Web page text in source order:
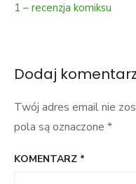
1 – recenzja komiksu
Dodaj komentarz
Twój adres email nie
pola są oznaczone *
KOMENTARZ *